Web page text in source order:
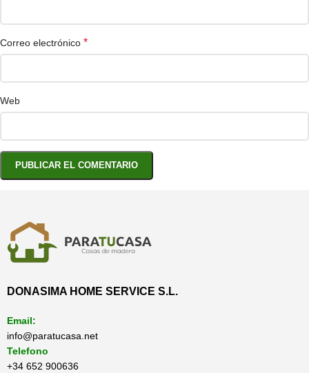
Correo electrónico *
Web
DONASIMA HOME SERVICE S.L.
Email:
info@paratucasa.net
Telefono
+34 652 900636